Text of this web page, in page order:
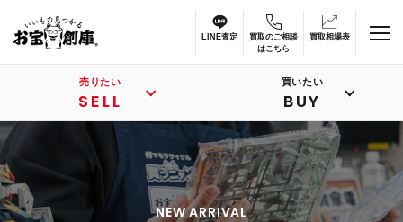
LINE査定
買取のご相談
はこちら
買取相場表
売りたい
SELL
買いたい
BUY
NEW ARRIVAL